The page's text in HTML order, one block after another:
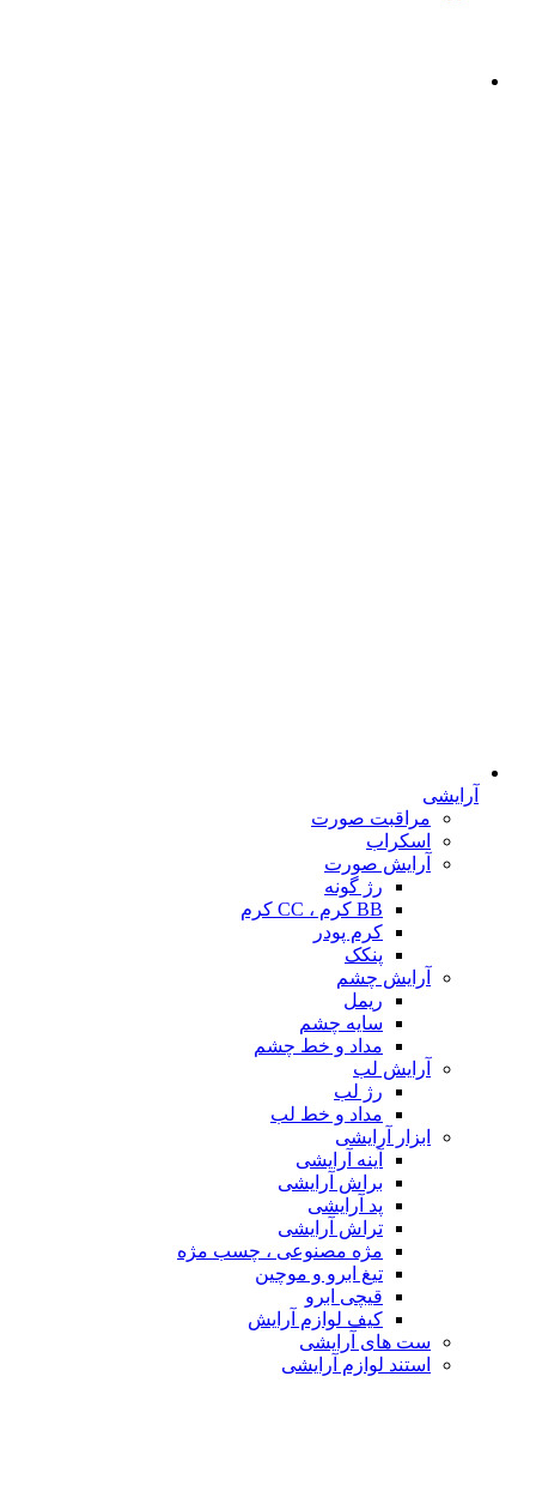
آرایشی
مراقبت صورت
اسکراب
آرایش صورت
رژ گونه
BB کرم ، CC کرم
کرم پودر
پنکک
آرایش چشم
ریمل
سایه چشم
مداد و خط چشم
آرایش لب
رژ لب
مداد و خط لب
ابزار آرایشی
آینه آرایشی
براش آرایشی
پد آرایشی
تراش آرایشی
مژه مصنوعی ، چسب مژه
تیغ ابرو و موچین
قیچی ابرو
کیف لوازم آرایش
ست های آرایشی
استند لوازم آرایشی